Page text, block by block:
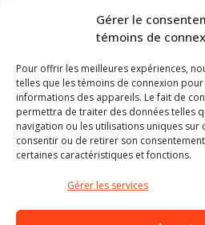
Gérer le
témoins de
Pour offrir les meilleures expériences,
telles que les témoins de connexion
informations des appareils. Le fait de
permettra de traiter des données telles
navigation ou les utilisations uniques sur
consentir ou de retirer son
certaines caractéristiques et fonctions.
Gérer les services
Réseaux sociaux
facebook